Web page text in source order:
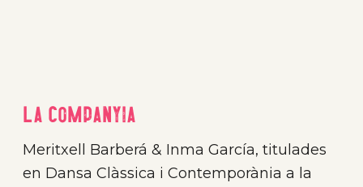
La companyia
Meritxell Barberá & Inma García, titulades
en Dansa Clàssica i Contemporània a la